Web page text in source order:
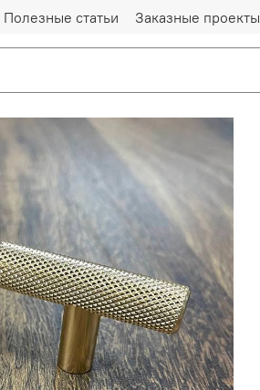
Полезные статьи Заказные проекты